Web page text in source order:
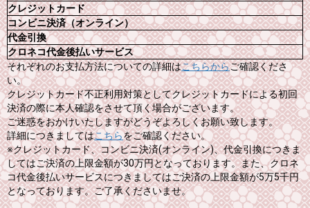
クレジットカード
コンビニ決済（オンライン）
代金引換
クロネコ代金後払いサービス
それぞれのお支払方法についての詳細はこちらからご確認くださ
い。
クレジットカード不正利用対策としてクレジットカードによる初回
決済の際に本人確認をさせて頂く場合がございます。
ご迷惑をおかけいたしますがどうぞよろしくお願い致します。
詳細につきましてはこちらをご確認ください。
※クレジットカード、コンビニ決済(オンライン)、代金引換につきま
してはご決済の上限金額が30万円となっております。また、クロネ
コ代金後払いサービスにつきましてはご決済の上限金額が5万5千円
となっております。ご了承くださいませ。